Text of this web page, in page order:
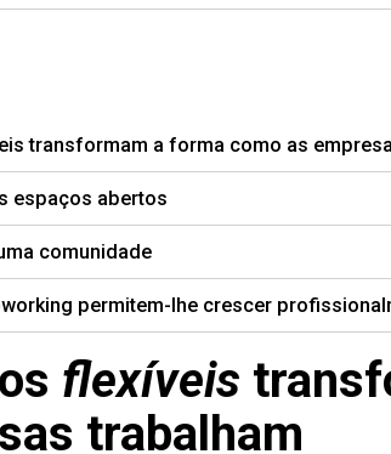
transformam a forma como as
espaços abertos
comunidade
permitem-lhe crescer
flexíveis
trabalham